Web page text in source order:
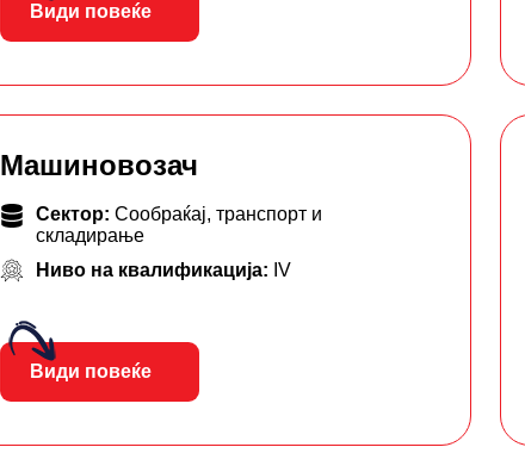
Види повеќе
Машиновозач
Сектор:Сообраќај, транспорт и
складирање
Ниво на квалификација: IV
Види повеќе